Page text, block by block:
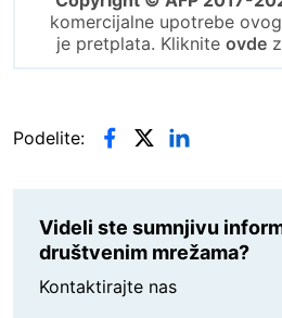
komercijalne upotrebe
je pretplata. Kliknite ovde
Podelite:
Videli ste sumnjivu
društvenim mrežama?
Kontaktirajte nas